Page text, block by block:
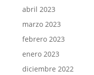
abril 2023
marzo 2023
febrero 2023
enero 2023
diciembre 2022